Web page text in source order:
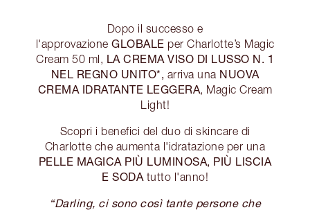
Dopo il successo e
l'approvazione GLOBALE per Charlotte’s Magic
Cream 50 ml, LA CREMA VISO DI LUSSO N. 1
NEL REGNO UNITO*, arriva una NUOVA
CREMA IDRATANTE LEGGERA, Magic Cream
Light!
Scopri i benefici del duo di skincare di
Charlotte che aumenta l'idratazione per una
PELLE MAGICA PIÙ LUMINOSA, PIÙ LISCIA
E SODA tutto l'anno!
“Darling, ci sono così tante persone che